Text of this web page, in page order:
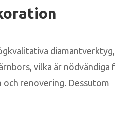
vilka är nödvändiga
renovering. Dessutom